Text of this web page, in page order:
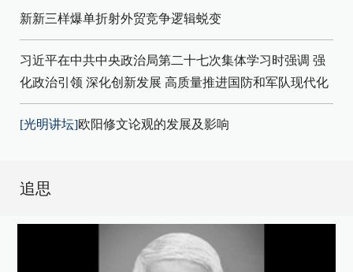
新新三样爆单折射外贸竞争逻辑蜕变
习近平在中共中央政治局第二十七次集体学习时强调 强
化政治引领 深化创新发展 高质量推进国防和军队现代化
[光明讲坛]欧阳修文论观的发展及影响
追思